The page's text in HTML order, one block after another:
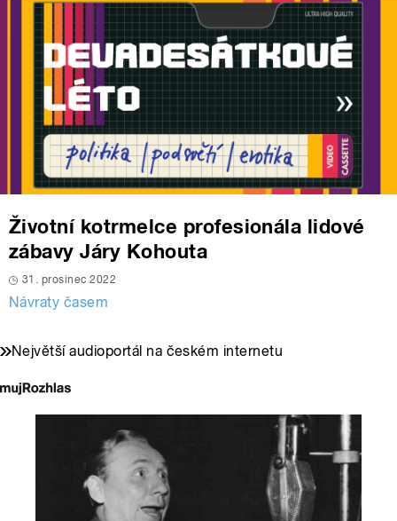
Životní kotrmelce profesionála lidové
zábavy Járy Kohouta
31. prosinec 2022
Návraty časem
Největší audioportál na českém internetu